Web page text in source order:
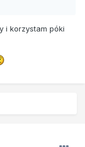
i korzystam póki